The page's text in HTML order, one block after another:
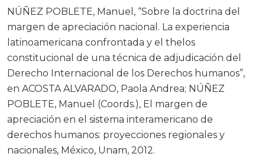
NÚÑEZ POBLETE, Manuel, “Sobre la doctrina del
margen de apreciación nacional. La experiencia
latinoamericana confrontada y el thelos
constitucional de una técnica de adjudicación del
Derecho Internacional de los Derechos humanos”,
en ACOSTA ALVARADO, Paola Andrea; NÚÑEZ
POBLETE, Manuel (Coords.), El margen de
apreciación en el sistema interamericano de
derechos humanos: proyecciones regionales y
nacionales, México, Unam, 2012.